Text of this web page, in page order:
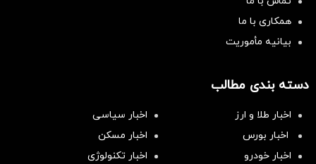
همکاری با ما
بیانیه مأموریت
دسته بندی مطالب
اخبار طلا و ارز
اخبار سیاسی
اخبار بورس
اخبار مسکن
اخبار خودرو
اخبار تکنولوژی